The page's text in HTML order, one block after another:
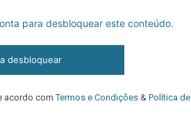
de
do Região de Cister e ajude-
Escolha o plano de assinatura
para desbloquear este conteúdo.
desbloquear
acordo comTermos e Condições & Política de